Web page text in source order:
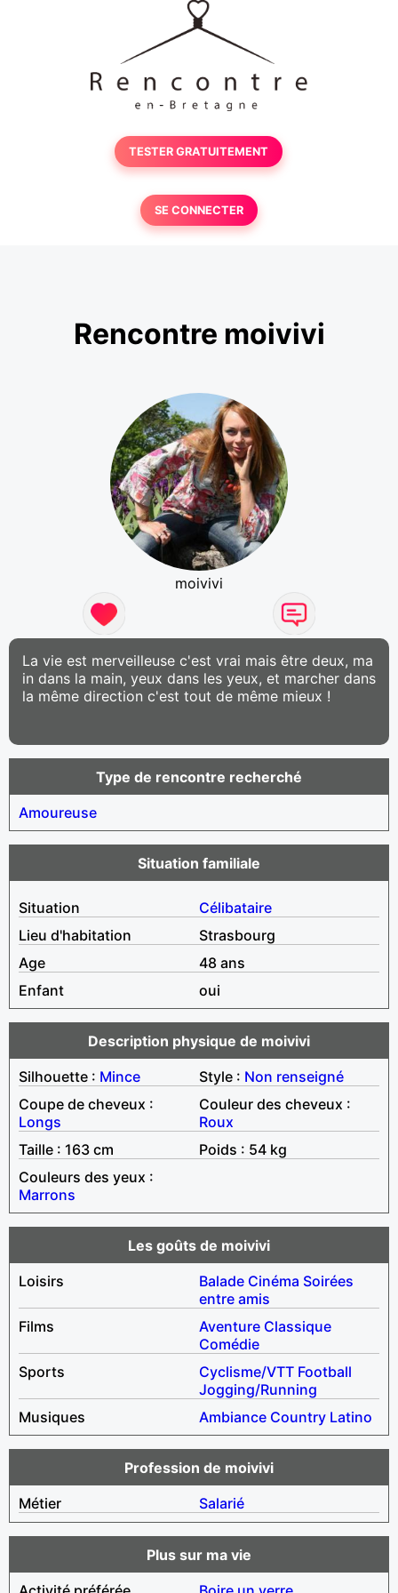
TESTER GRATUITEMENT
SE CONNECTER
Rencontre moivivi
moivivi
La vie est merveilleuse c'est vrai mais être deux, ma
in dans la main, yeux dans les yeux, et marcher dans
la même direction c'est tout de même mieux !
Type de rencontre recherché
Amoureuse
Situation familiale
Situation
Célibataire
Lieu d'habitation
Strasbourg
Age
48 ans
Enfant
oui
Description physique de moivivi
Silhouette : Mince Style : Non renseigné
Coupe de cheveux :
Longs
Couleur des cheveux :
Roux
Taille : 163 cm
Poids : 54 kg
Couleurs des yeux :
Marrons
Les goûts de moivivi
Loisirs
Balade Cinéma Soirées
entre amis
Films
Aventure Classique
Comédie
Sports
Cyclisme/VTT Football
Jogging/Running
Musiques
Ambiance Country Latino
Profession de moivivi
Métier
Salarié
Plus sur ma vie